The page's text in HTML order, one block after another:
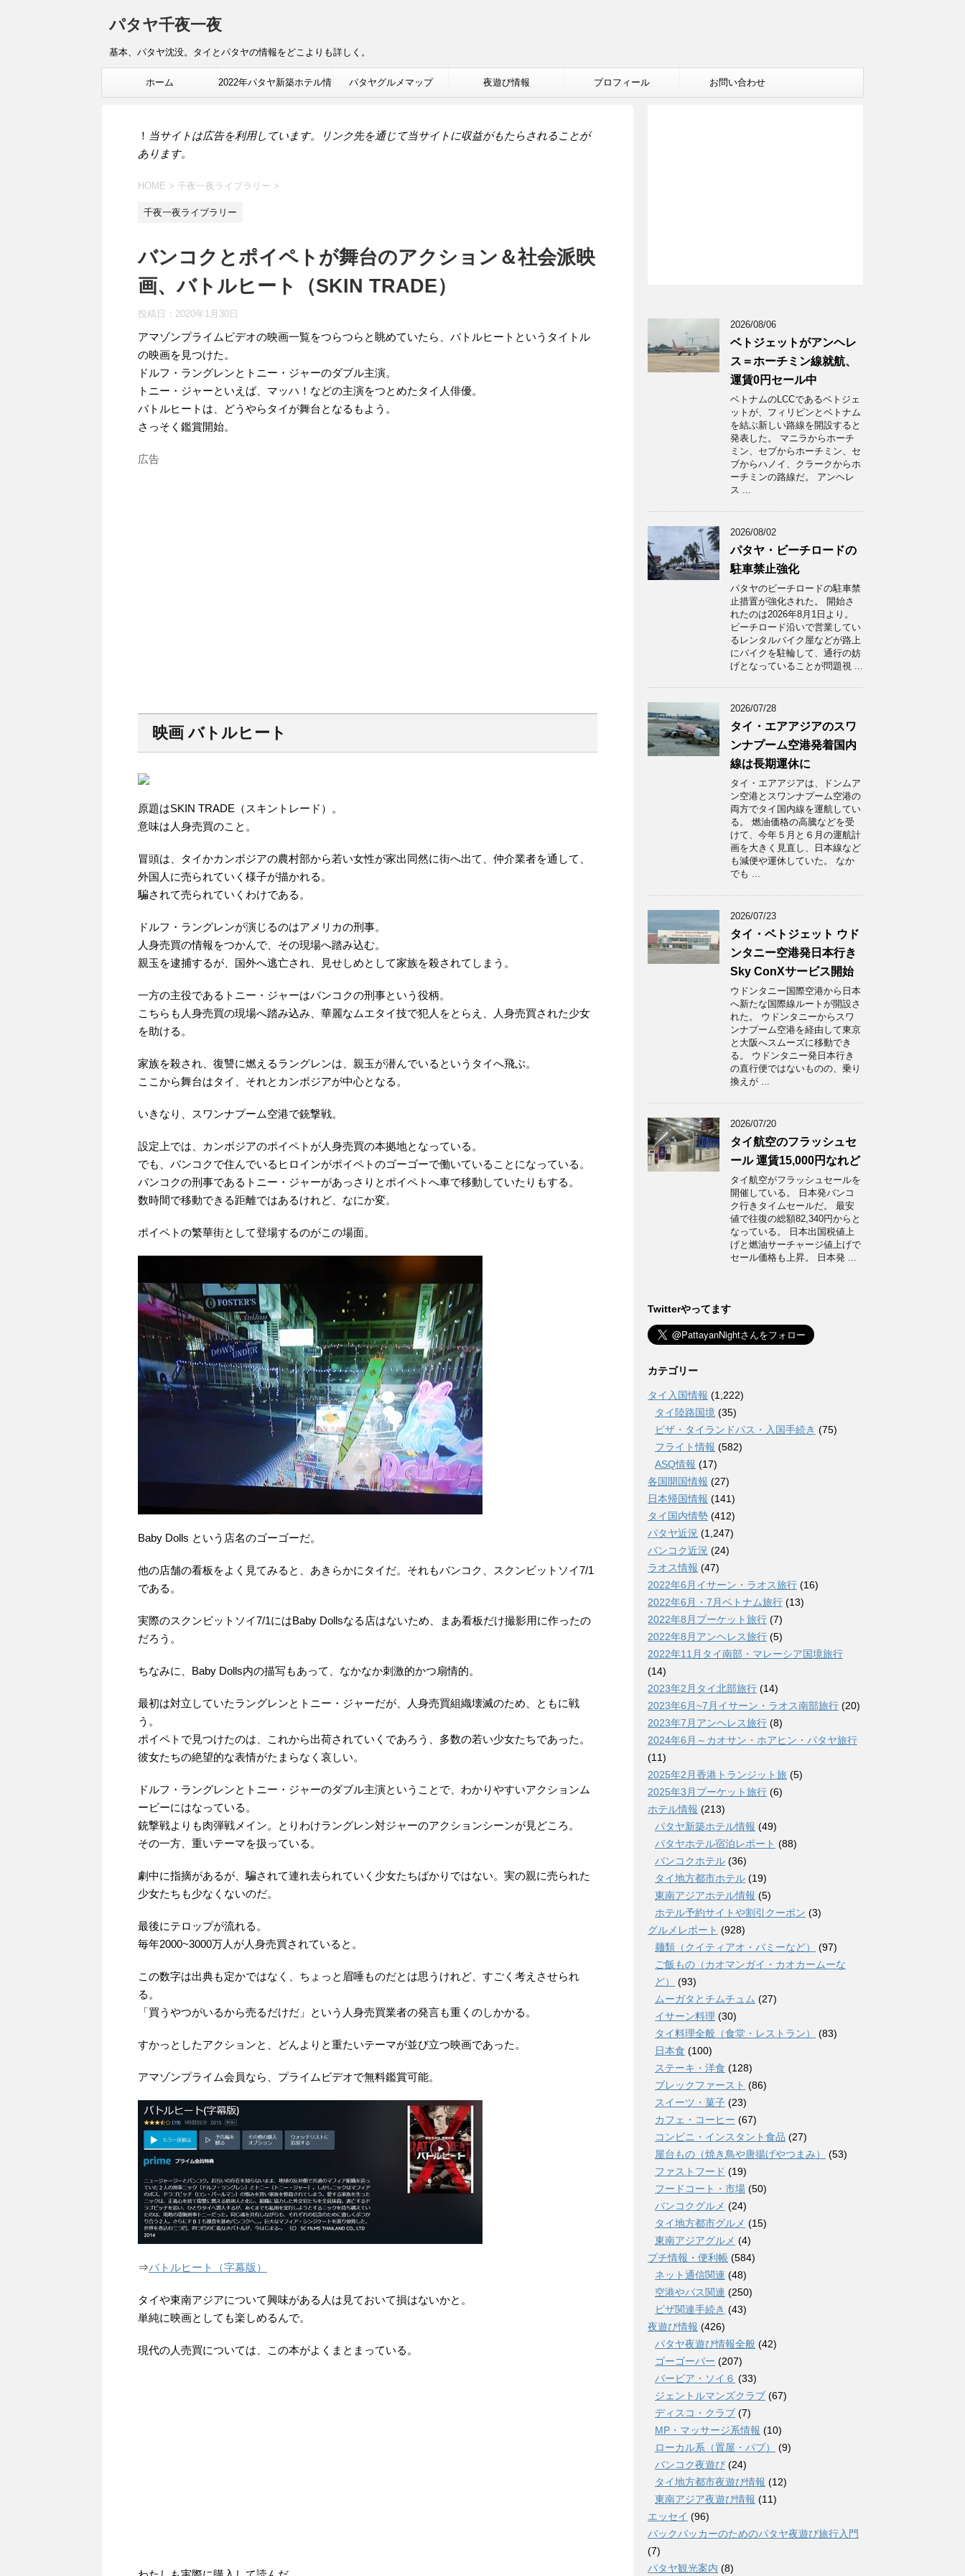
パタヤ千夜一夜
基本、パタヤ沈没。タイとパタヤの情報をどこよりも詳しく。
ホーム 2022年パタヤ新築ホテル情 パタヤグルメマップ 夜遊び情報 プロフィール お問い合わせ
！ 当サイトは広告を利用しています。リンク先を通じて当サイトに収益がもたらされることが
あります。
HOME > 千夜一夜ライブラリー >
千夜一夜ライブラリー
バンコクとポイペトが舞台のアクション＆社会派映
画、バトルヒート（SKIN TRADE）
投稿日： 2020年1月30日
アマゾンプライムビデオの映画一覧をつらつらと眺めていたら、バトルヒートというタイトル
の映画を見つけた。
ドルフ・ラングレンとトニー・ジャーのダブル主演。
トニー・ジャーといえば、マッハ！などの主演をつとめたタイ人俳優。
バトルヒートは、どうやらタイが舞台となるもよう。
さっそく鑑賞開始。
広告
映画 バトルヒート
原題はSKIN TRADE（スキントレード）。
意味は人身売買のこと。
冒頭は、タイかカンボジアの農村部から若い女性が家出同然に街へ出て、仲介業者を通して、
外国人に売られていく様子が描かれる。
騙されて売られていくわけである。
ドルフ・ラングレンが演じるのはアメリカの刑事。
人身売買の情報をつかんで、その現場へ踏み込む。
親玉を逮捕するが、国外へ逃亡され、見せしめとして家族を殺されてしまう。
一方の主役であるトニー・ジャーはバンコクの刑事という役柄。
こちらも人身売買の現場へ踏み込み、華麗なムエタイ技で犯人をとらえ、人身売買された少女
を助ける。
家族を殺され、復讐に燃えるラングレンは、親玉が潜んでいるというタイへ飛ぶ。
ここから舞台はタイ、それとカンボジアが中心となる。
いきなり、スワンナプーム空港で銃撃戦。
設定上では、カンボジアのポイペトが人身売買の本拠地となっている。
でも、バンコクで住んでいるヒロインがポイペトのゴーゴーで働いていることになっている。
バンコクの刑事であるトニー・ジャーがあっさりとポイペトへ車で移動していたりもする。
数時間で移動できる距離ではあるけれど、なにか変。
ポイペトの繁華街として登場するのがこの場面。
Baby Dolls という店名のゴーゴーだ。
他の店舗の看板をよく見てみると、あきらかにタイだ。それもバンコク、スクンビットソイ7/1
である。
実際のスクンビットソイ7/1にはBaby Dollsなる店はないため、まあ看板だけ撮影用に作ったの
だろう。
ちなみに、Baby Dolls内の描写もあって、なかなか刺激的かつ扇情的。
最初は対立していたラングレンとトニー・ジャーだが、人身売買組織壊滅のため、ともに戦
う。
ポイペトで見つけたのは、これから出荷されていくであろう、多数の若い少女たちであった。
彼女たちの絶望的な表情がたまらなく哀しい。
ドルフ・ラングレンとトニー・ジャーのダブル主演ということで、わかりやすいアクションム
ービーにはなっている。
銃撃戦よりも肉弾戦メイン。とりわけラングレン対ジャーのアクションシーンが見どころ。
その一方、重いテーマを扱っている。
劇中に指摘があるが、騙されて連れ去られていく少女たちばかりではない。実の親に売られた
少女たちも少なくないのだ。
最後にテロップが流れる。
毎年2000~3000万人が人身売買されていると。
この数字は出典も定かではなく、ちょっと眉唾ものだとは思うけれど、すごく考えさせられ
る。
「買うやつがいるから売るだけだ」という人身売買業者の発言も重くのしかかる。
すかっとしたアクションと、どんよりと重たいテーマが並び立つ映画であった。
アマゾンプライム会員なら、プライムビデオで無料鑑賞可能。
⇒バトルヒート（字幕版）
タイや東南アジアについて興味がある人は見ておいて損はないかと。
単純に映画としても楽しめるんで。
現代の人売買については、この本がよくまとまっている。
2026/08/06
ベトジェットがアンヘレ
ス＝ホーチミン線就航、
運賃0円セール中
ベトナムのLCCであるベトジェ
ットが、フィリピンとベトナム
を結ぶ新しい路線を開設すると
発表した。 マニラからホーチ
ミン、セブからホーチミン、セ
ブからハノイ、クラークからホ
ーチミンの路線だ。 アンヘレ
ス ...
2026/08/02
パタヤ・ビーチロードの
駐車禁止強化
パタヤのビーチロードの駐車禁
止措置が強化された。 開始さ
れたのは2026年8月1日より。
ビーチロード沿いで営業してい
るレンタルバイク屋などが路上
にバイクを駐輪して、通行の妨
げとなっていることが問題視 ...
2026/07/28
タイ・エアアジアのスワ
ンナプーム空港発着国内
線は長期運休に
タイ・エアアジアは、ドンムア
ン空港とスワンナプーム空港の
両方でタイ国内線を運航してい
る。 燃油価格の高騰などを受
けて、今年５月と６月の運航計
画を大きく見直し、日本線など
も減便や運休していた。 なか
でも ...
2026/07/23
タイ・ベトジェット ウド
ンタニー空港発日本行き
Sky ConXサービス開始
ウドンタニー国際空港から日本
へ新たな国際線ルートが開設さ
れた。 ウドンタニーからスワ
ンナプーム空港を経由して東京
と大阪へスムーズに移動でき
る。 ウドンタニー発日本行き
の直行便ではないものの、乗り
換えが ...
2026/07/20
タイ航空のフラッシュセ
ール 運賃15,000円なれど
タイ航空がフラッシュセールを
開催している。 日本発バンコ
ク行きタイムセールだ。 最安
値で往復の総額82,340円からと
なっている。 日本出国税値上
げと燃油サーチャージ値上げで
セール価格も上昇。 日本発 ...
Twitterやってます
カテゴリー
タイ入国情報 (1,222)
タイ陸路国境 (35)
ビザ・タイランドパス・入国手続き (75)
フライト情報 (582)
ASQ情報 (17)
各国開国情報 (27)
日本帰国情報 (141)
タイ国内情勢 (412)
パタヤ近況 (1,247)
バンコク近況 (24)
ラオス情報 (47)
2022年6月イサーン・ラオス旅行 (16)
2022年6月・7月ベトナム旅行 (13)
2022年8月プーケット旅行 (7)
2022年8月アンヘレス旅行 (5)
2022年11月タイ南部・マレーシア国境旅行
(14)
2023年2月タイ北部旅行 (14)
2023年6月~7月イサーン・ラオス南部旅行 (20)
2023年7月アンヘレス旅行 (8)
2024年6月～カオサン・ホアヒン・パタヤ旅行
(11)
2025年2月香港トランジット旅 (5)
2025年3月プーケット旅行 (6)
ホテル情報 (213)
パタヤ新築ホテル情報 (49)
パタヤホテル宿泊レポート (88)
バンコクホテル (36)
タイ地方都市ホテル (19)
東南アジアホテル情報 (5)
ホテル予約サイトや割引クーポン (3)
グルメレポート (928)
麺類（クイティアオ・バミーなど）
(97)
ご飯もの（カオマンガイ・カオカームーな
ど）
(93)
ムーガタとチムチュム (27)
イサーン料理 (30)
タイ料理全般（食堂・レストラン）
(83)
日本食 (100)
ステーキ・洋食 (128)
ブレックファースト (86)
スイーツ・菓子 (23)
カフェ・コーヒー (67)
コンビニ・インスタント食品 (27)
屋台もの（焼き鳥や唐揚げやつまみ）
(53)
ファストフード (19)
フードコート・市場 (50)
バンコクグルメ (24)
タイ地方都市グルメ (15)
東南アジアグルメ (4)
プチ情報・便利帳 (584)
ネット通信関連 (48)
空港やバス関連 (250)
ビザ関連手続き (43)
夜遊び情報 (426)
パタヤ夜遊び情報全般 (42)
ゴーゴーバー (207)
バービア・ソイ６ (33)
ジェントルマンズクラブ (67)
ディスコ・クラブ (7)
MP・マッサージ系情報 (10)
ローカル系（置屋・パブ）
(9)
バンコク夜遊び (24)
タイ地方都市夜遊び情報 (12)
東南アジア夜遊び情報 (11)
エッセイ (96)
バックパッカーのためのパタヤ夜遊び旅行入門
(7)
パタヤ観光案内 (8)